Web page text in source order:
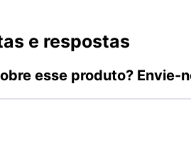
e respostas
esse produto? Envie-